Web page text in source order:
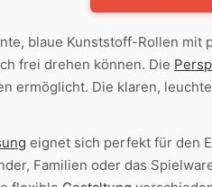
blaue Kunststoff-Rollen
frei drehen können. Die
ermöglicht. Die klaren,
eignet sich perfekt für den
Familien oder das